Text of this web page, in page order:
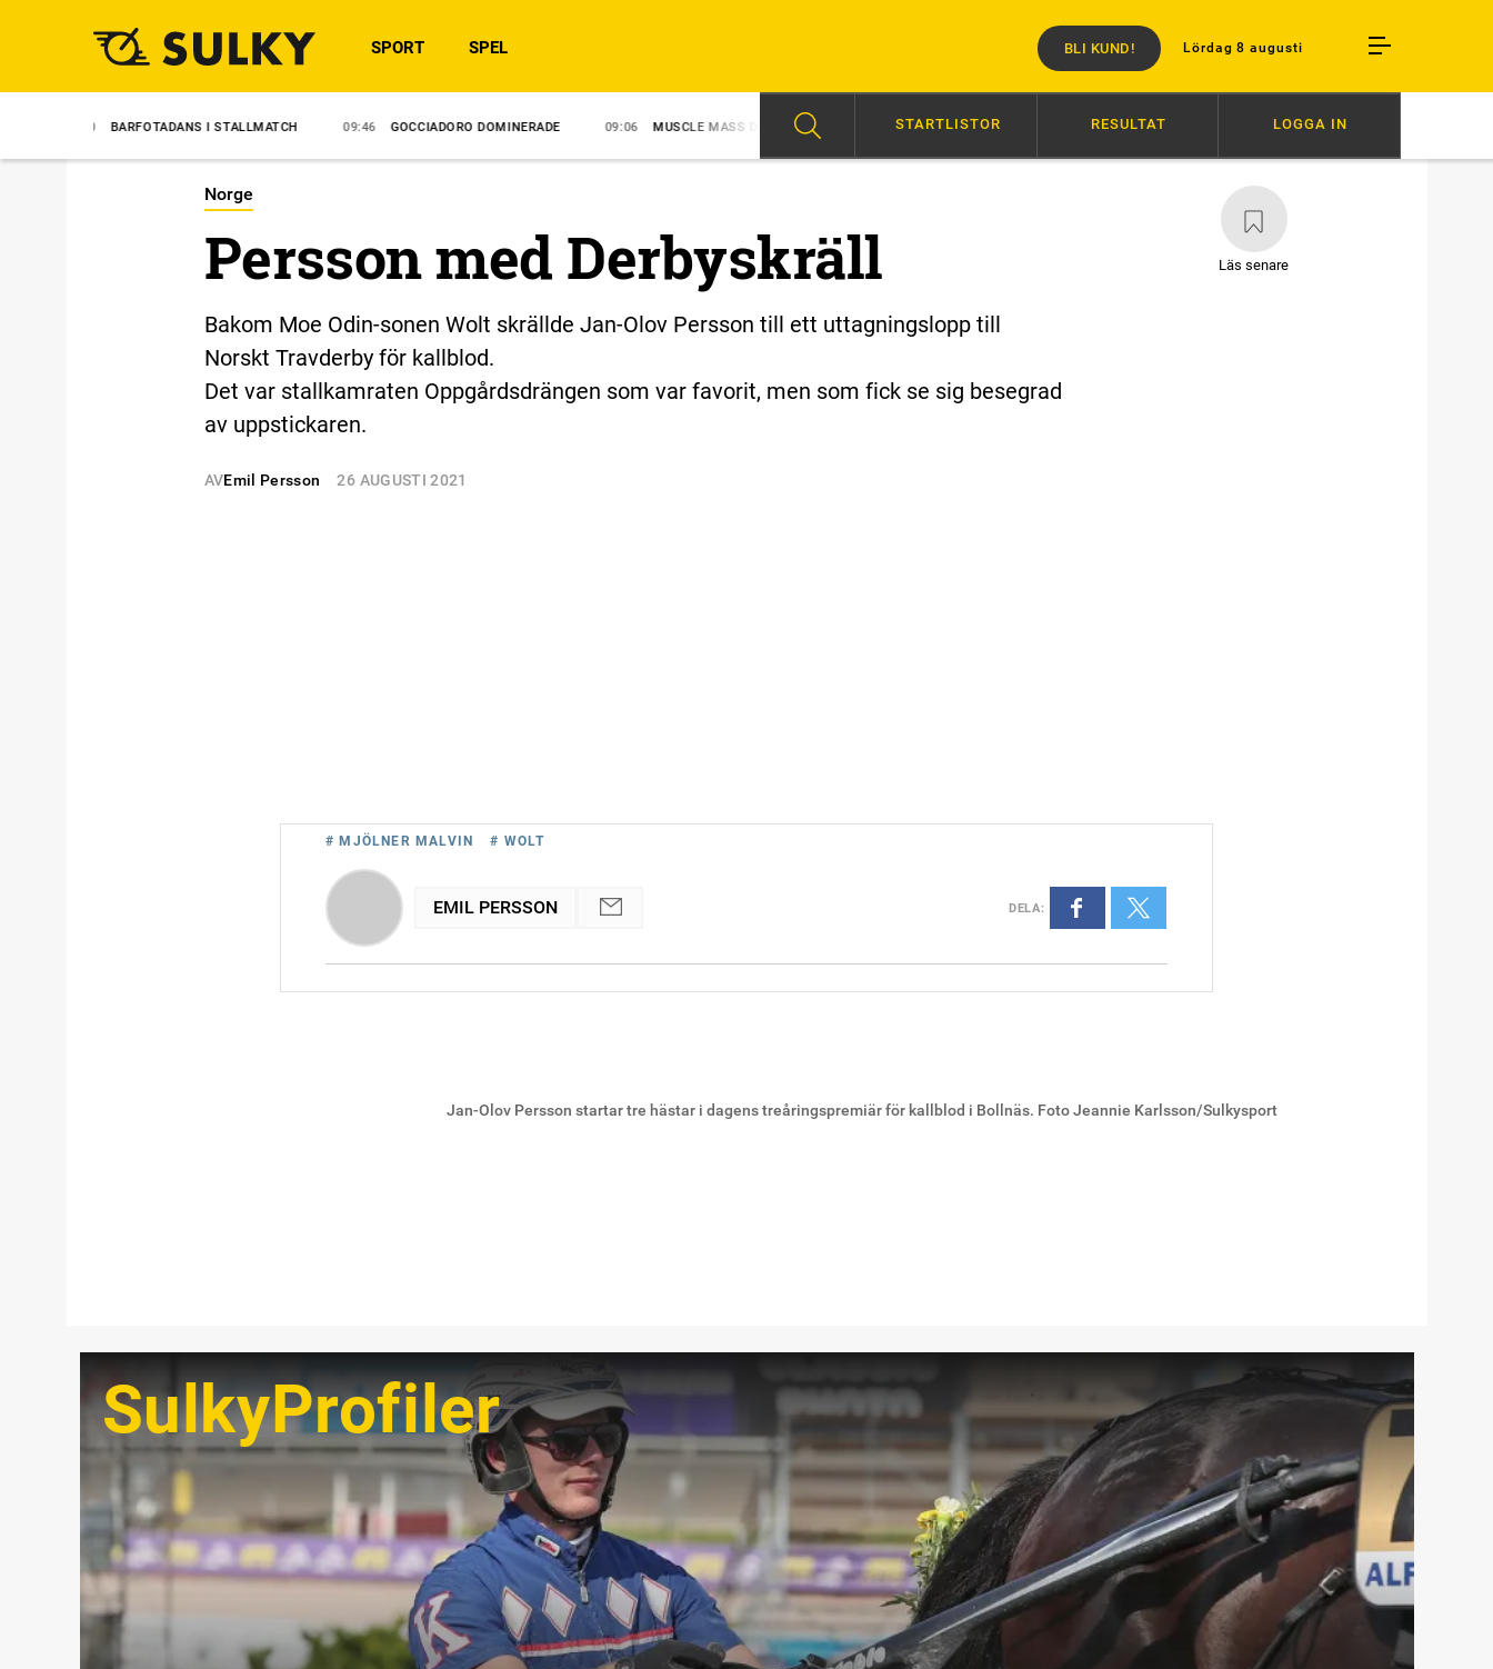
Lördag 8 augusti
SPORT SPEL BLI KUND!
BARFOTADANS I STALLMATCH 09:46 GOCCIADORO DOMINERADE 09:06 MUSCLE MASS DOMINERADE 08:31 VINST FÖR LUCAS WALLIN HAMBLETONIAN: TETRICKS HISTORIA
STARTLISTOR RESULTAT LOGGA IN
Norge
Läs senare
Persson med Derbyskräll
Bakom Moe Odin-sonen Wolt skrällde Jan-Olov Persson till ett uttagningslopp till
Norskt Travderby för kallblod.
Det var stallkamraten Oppgårdsdrängen som var favorit, men som fick se sig besegrad
av uppstickaren.
AVEmil Persson 26 AUGUSTI 2021
Jan-Olov Persson startar tre hästar i dagens treåringspremiär för kallblod i Bollnäs. Foto Jeannie Karlsson/Sulkysport
# MJÖLNER MALVIN # WOLT
EMIL PERSSON DELA:
SulkyProfiler